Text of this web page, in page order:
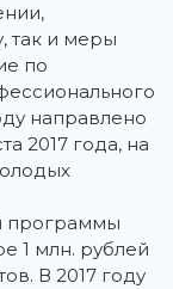
так и меры
по
направлено
2017 года, на
программы
1 млн. рублей
В 2017 году